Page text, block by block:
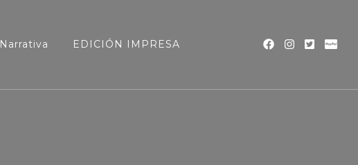
Narrativa EDICIÓN IMPRESA